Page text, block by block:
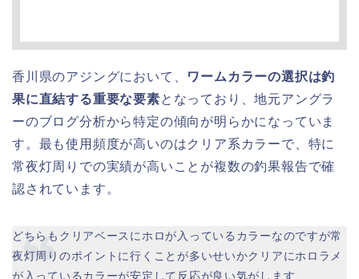
香川県のアジングにおいて、 ワームカラーの選択は釣
果に直結する重要な要素となっており、地元アングラ
ーのブログ分析から特定の傾向が明らかになっていま
す。最も使用頻度が高いのはクリア系カラーで、特に
常夜灯周りでの実績が高いことが複数の釣果報告で確
認されています。
どちらもクリアベースにホロが入っているカラーなのですが常
夜灯周りのポイントに行くことが多いせいかクリアにホロラメ
が入っているカラーが安定して反応が良い気がします